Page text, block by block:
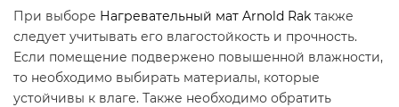
При выборе Нагревательный мат Arnold Rak также
следует учитывать его влагостойкость и прочность.
Если помещение подвержено повышенной влажности,
то необходимо выбирать материалы, которые
устойчивы к влаге. Также необходимо обратить